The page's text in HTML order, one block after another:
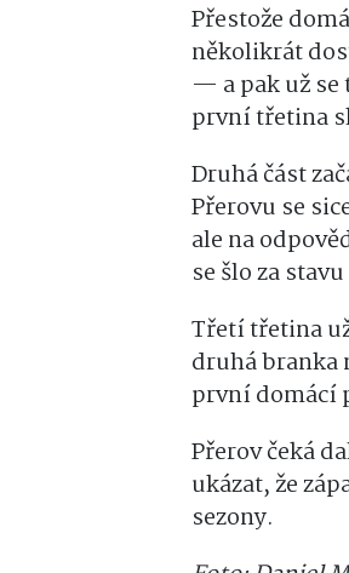
Přestože
několikrát
— a pak už se
první třetina
Druhá část
Přerovu se
ale na
se šlo za
Třetí třetina
druhá branka
první domácí
Přerov čeká
ukázat, že
sezony.